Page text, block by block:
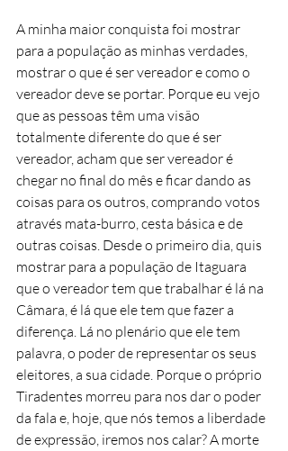
A minha maior conquista foi mostrar
para a população as minhas verdades,
mostrar o que é ser vereador e como o
vereador deve se portar. Porque eu vejo
que as pessoas têm uma visão
totalmente diferente do que é ser
vereador, acham que ser vereador é
chegar no final do mês e ficar dando as
coisas para os outros, comprando votos
através mata-burro, cesta básica e de
outras coisas. Desde o primeiro dia, quis
mostrar para a população de Itaguara
que o vereador tem que trabalhar é lá na
Câmara, é lá que ele tem que fazer a
diferença. Lá no plenário que ele tem
palavra, o poder de representar os seus
eleitores, a sua cidade. Porque o próprio
Tiradentes morreu para nos dar o poder
da fala e, hoje, que nós temos a liberdade
de expressão, iremos nos calar? A morte